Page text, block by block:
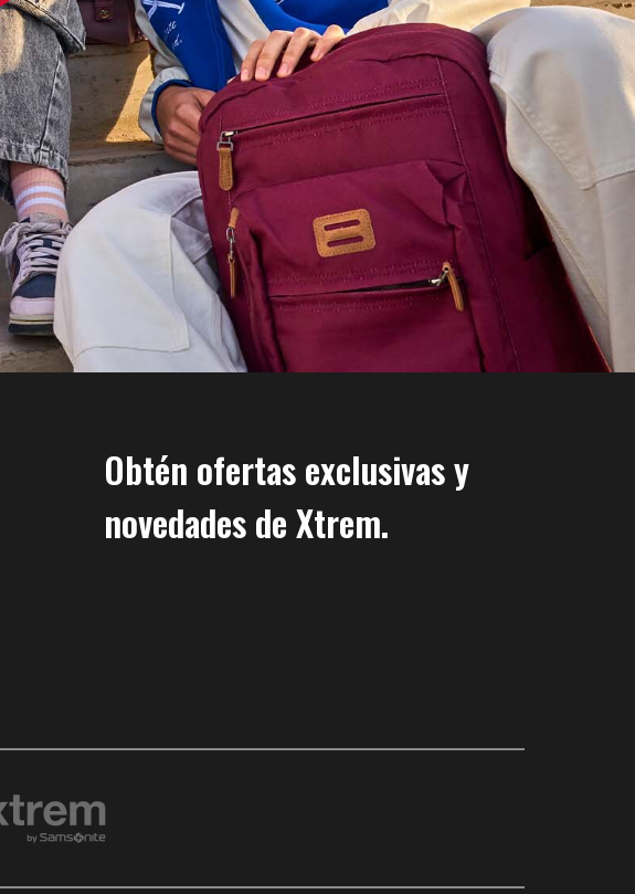
Obtén ofertas exclusivas y
novedades de Xtrem.